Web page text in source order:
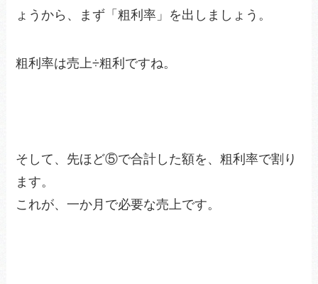
ょうから、まず「粗利率」を出しましょう。
粗利率は売上÷粗利ですね。
そして、先ほど⑤で合計した額を、粗利率で割り
ます。
これが、一か月で必要な売上です。